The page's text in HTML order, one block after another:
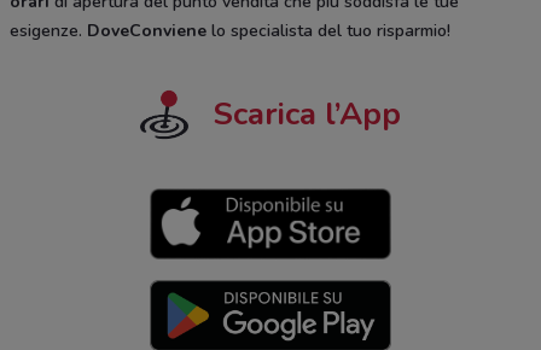
esigenze. DoveConviene lo specialista del tuo risparmio!
Scarica l’App